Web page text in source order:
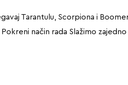
Tarantulu, Scorpiona i
način rada Slažimo